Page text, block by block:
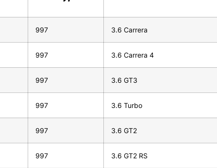
997 3.6 Carrera
997 3.6 Carrera 4
997 3.6 GT3
997 3.6 Turbo
997 3.6 GT2
997 3.6 GT2 RS